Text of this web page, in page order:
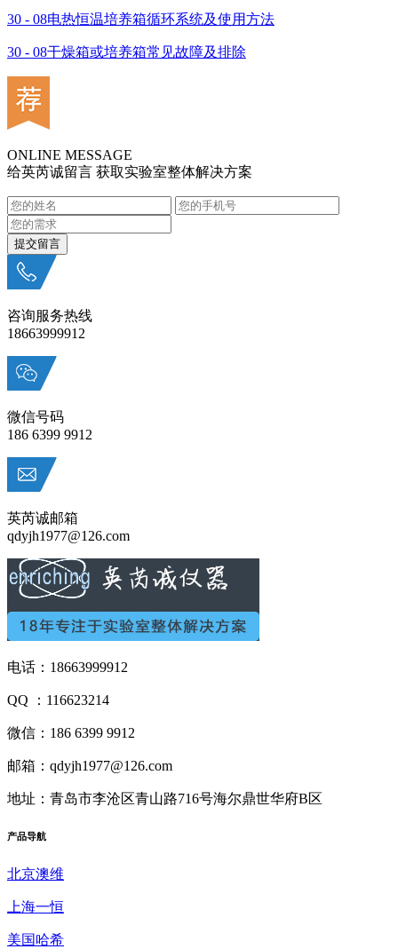
30 - 08电热恒温培养箱循环系统及使用方法
30 - 08干燥箱或培养箱常见故障及排除
ONLINE MESSAGE
给英芮诚留言 获取实验室整体解决方案
咨询服务热线
18663999912
微信号码
186 6399 9912
英芮诚邮箱
qdyjh1977@126.com
电话：18663999912
QQ ：116623214
微信：186 6399 9912
邮箱：qdyjh1977@126.com
地址：青岛市李沧区青山路716号海尔鼎世华府B区
产品导航
北京澳维
上海一恒
美国哈希